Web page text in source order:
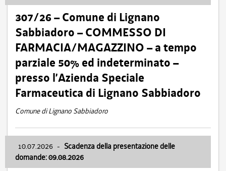
307/26 – Comune di Lignano
Sabbiadoro – COMMESSO DI
FARMACIA/MAGAZZINO – a tempo
parziale 50% ed indeterminato –
presso l’Azienda Speciale
Farmaceutica di Lignano Sabbiadoro
Comune di Lignano Sabbiadoro
10.07.2026 - Scadenza della presentazione delle
domande: 09.08.2026